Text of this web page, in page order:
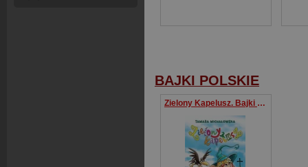
BAJKI POLSKIE
Zielony Kapelusz. Bajki polskie